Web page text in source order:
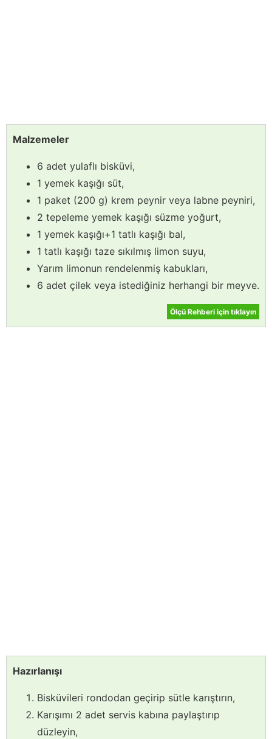
Malzemeler
6 adet yulaflı bisküvi,
1 yemek kaşığı süt,
1 paket (200 g) krem peynir veya labne peyniri,
2 tepeleme yemek kaşığı süzme yoğurt,
1 yemek kaşığı+1 tatlı kaşığı bal,
1 tatlı kaşığı taze sıkılmış limon suyu,
Yarım limonun rendelenmiş kabukları,
6 adet çilek veya istediğiniz herhangi bir meyve.
Ölçü Rehberi için tıklayın
Hazırlanışı
Bisküvileri rondodan geçirip sütle karıştırın,
Karışımı 2 adet servis kabına paylaştırıp
düzleyin,